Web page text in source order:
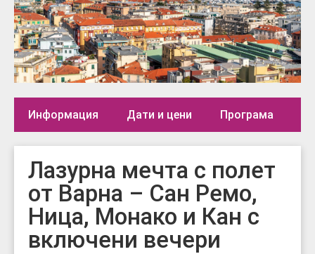
Информация Дати и цени Програма
Лазурна мечта с полет
от Варна – Сан Ремо,
Ница, Монако и Кан с
включени вечери